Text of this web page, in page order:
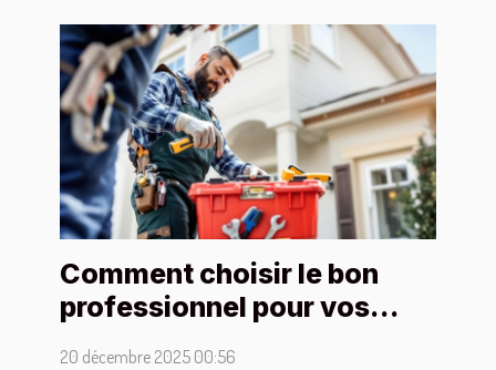
Comment choisir le bon
professionnel pour vos
urgences domestiques ?
20 décembre 2025 00:56